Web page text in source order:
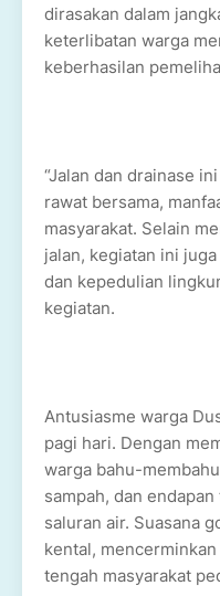
dirasakan dalam
keterlibatan warga
keberhasilan
“Jalan dan drainase
rawat bersama,
masyarakat. Selain
jalan, kegiatan ini
dan kepedulian
kegiatan.
Antusiasme warga
pagi hari. Dengan
warga bahu-
sampah, dan
saluran air. Suasana
kental,
tengah masyarakat